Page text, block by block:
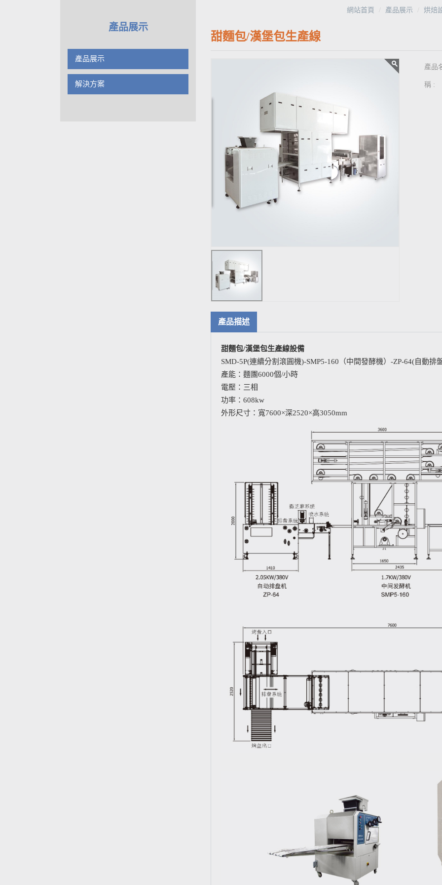
產品展示
產品展示
解決方案
網站首頁 產品展示 烘焙
甜麵包/漢堡包生產線
產品
稱 :
產品描述
甜麵包/漢堡包生產線設備
SMD-5P(連續分割滾圓機)-SMP5-160（中間發酵機）-ZP-64(自動排
產能：麵團6000個/小時
電壓：三相
功率：608kw
外形尺寸：寬7600×深2520×高3050mm